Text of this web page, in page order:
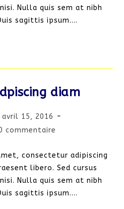
Nulla quis sem at nibh
sagittis ipsum.…
diam
:
avril 15, 2016
:
commentaire
consectetur adipiscing
libero. Sed cursus
Nulla quis sem at nibh
sagittis ipsum.…